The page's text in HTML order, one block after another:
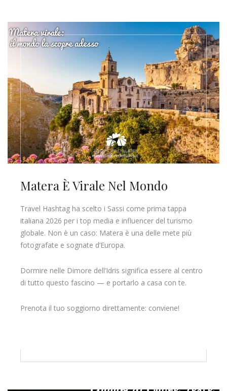
Matera È Virale Nel Mondo
Travel Hashtag ha scelto i Sassi come prima tappa
italiana 2026 per i top media e influencer del turismo
globale. Non è un caso: Matera è una delle mete più
fotografate e sognate d’Europa.
Dormire nelle Dimore dell’Idris significa essere al centro
di tutto questo fascino — e portarlo a casa con te.
Prenota il tuo soggiorno direttamente: conviene!